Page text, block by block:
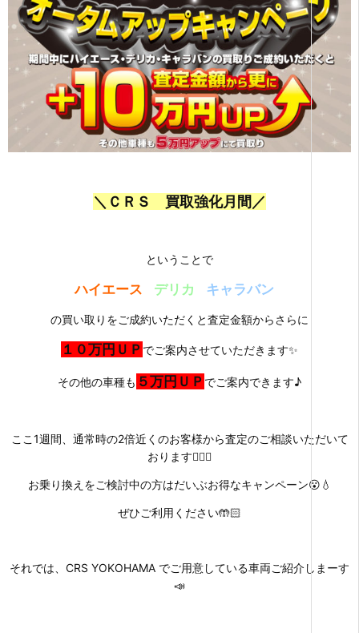
＼ ＣＲＳ 買取強化月間／
ということで
ハイエース デリカ キャラバン
の買い取りをご成約いただくと査定金額からさらに
１０万円ＵＰ でご案内させていただきます✨
その他の車種も ５万円ＵＰ でご案内できます♪
ここ1週間、通常時の2倍近くのお客様から査定のご相談いただいて
おります🙇🏻‍♀️
お乗り換えをご検討中の方はだいぶお得なキャンペーン😮💧
ぜひご利用ください🤲🏻
それでは、CRS YOKOHAMA でご用意している車両ご紹介しまーす
📣